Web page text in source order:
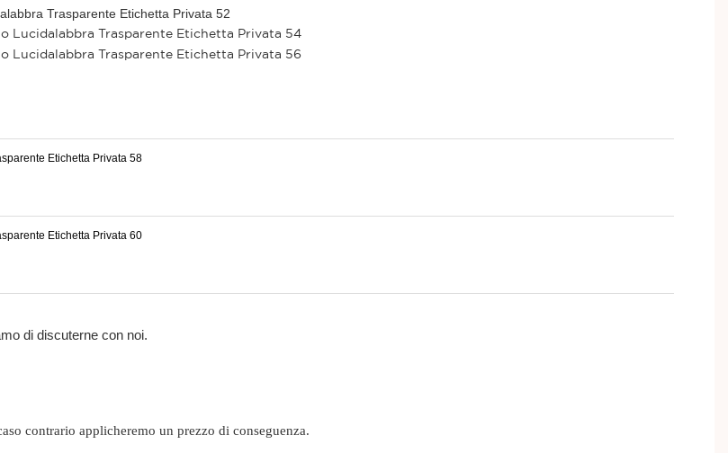
di discuterne con noi.
contrario applicheremo un prezzo di conseguenza.